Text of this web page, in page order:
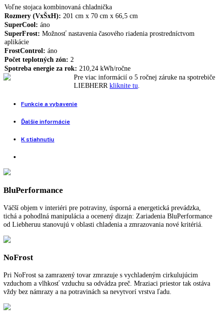
LIEBHERR CBNef 5735 nerezové dvere
1.757,00€
BluPerformance, BioCool, NoFrost, DuoCooling, IceMaker s s
vodu, Regulácia teploty, 2,4‘‘ dotykový displej, GlassLine, Rukoväť s
integrovanou mechanikou otvárania, LED, PowerCooling,
SmartSteel, SuperCool, SuperFrost, Tesnenie dverí, VarioSpace
Porovnať tento produkt
Voľne stojaca kombinovaná chladnička
SuperFrost:
FrostControl:áno
Spotreba energie za rok:210,24 kWh/ročne
Pre viac informácií o 5 ročnej záruke na
Ďalšie informácie
K stiahnutiu